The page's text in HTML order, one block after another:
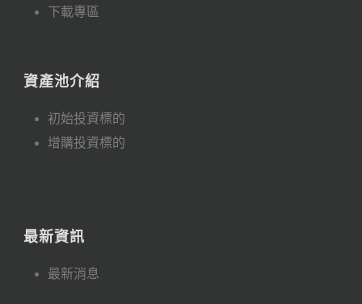
下載專區
資產池介紹
初始投資標的
增購投資標的
最新資訊
最新消息